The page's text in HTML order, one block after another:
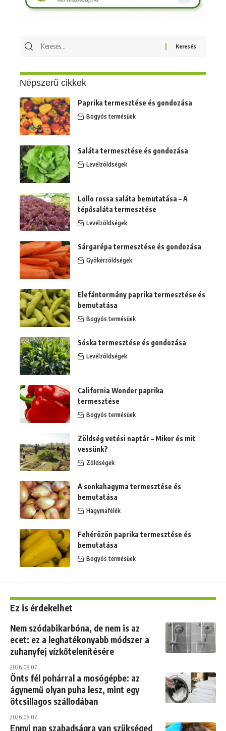
Keresés
Népszerű cikkek
Paprika termesztése és gondozása
Bogyós termésűek
Saláta termesztése és gondozása
Levélzöldségek
Lollo rossa saláta bemutatása – A
tépősaláta termesztése
Levélzöldségek
Sárgarépa termesztése és gondozása
Gyökérzöldségek
Elefántormány paprika termesztése és
bemutatása
Bogyós termésűek
Sóska termesztése és gondozása
Levélzöldségek
California Wonder paprika
termesztése
Bogyós termésűek
Zöldség vetési naptár – Mikor és mit
vessünk?
Zöldségek
A sonkahagyma termesztése és
bemutatása
Hagymafélék
Fehérözön paprika termesztése és
bemutatása
Bogyós termésűek
Ez is érdekelhet
Nem szódabikarbóna, de nem is az
ecet: ez a leghatékonyabb módszer a
zuhanyfej vízkőtelenítésére
2026.08.07.
Önts fél pohárral a mosógépbe: az
ágynemű olyan puha lesz, mint egy
ötcsillagos szállodában
2026.08.07.
Ennyi nap szabadságra van szükséged